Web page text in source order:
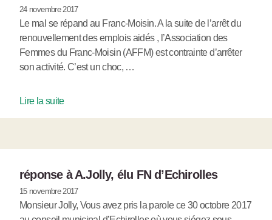
24 novembre 2017
Le mal se répand au Franc-Moisin. A la suite de l’arrêt du
renouvellement des emplois aidés , l’Association des
Femmes du Franc-Moisin (AFFM) est contrainte d’arrêter
son activité. C’est un choc, …
Lire la suite
réponse à A.Jolly, élu FN d’Echirolles
15 novembre 2017
Monsieur Jolly, Vous avez pris la parole ce 30 octobre 2017